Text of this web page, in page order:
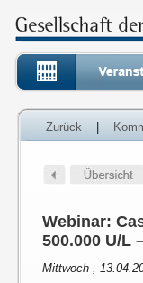
Zurück
Webinar:
500.000 U/L
Mittwoch ,